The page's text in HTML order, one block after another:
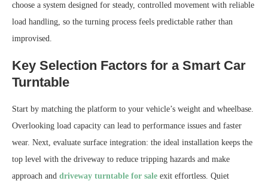
choose a system designed for steady, controlled movement with reliable
load handling, so the turning process feels predictable rather than
improvised.
Key Selection Factors for a Smart Car
Turntable
Start by matching the platform to your vehicle’s weight and wheelbase.
Overlooking load capacity can lead to performance issues and faster
wear. Next, evaluate surface integration: the ideal installation keeps the
top level with the driveway to reduce tripping hazards and make
approach and driveway turntable for sale exit effortless. Quiet